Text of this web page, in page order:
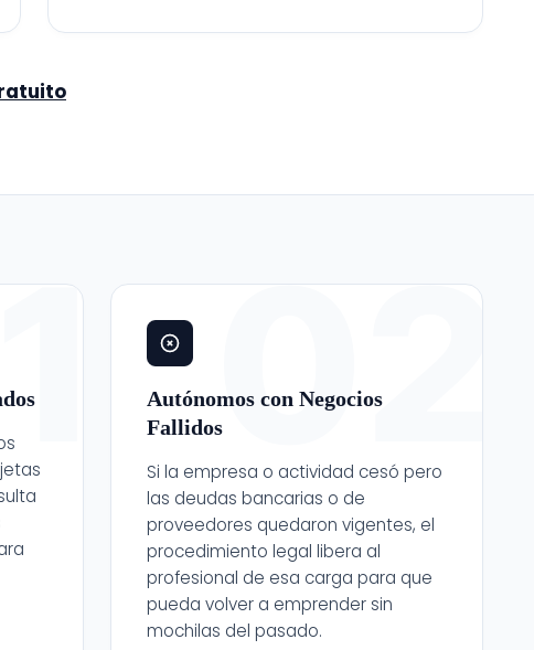
02
Autónomos con Negocios
Fallidos
Si la empresa o actividad cesó pero
las deudas bancarias o de
proveedores quedaron vigentes, el
procedimiento legal libera al
profesional de esa carga para que
pueda volver a emprender sin
mochilas del pasado.